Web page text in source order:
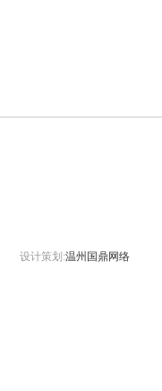
设计策划:温州国鼎网络